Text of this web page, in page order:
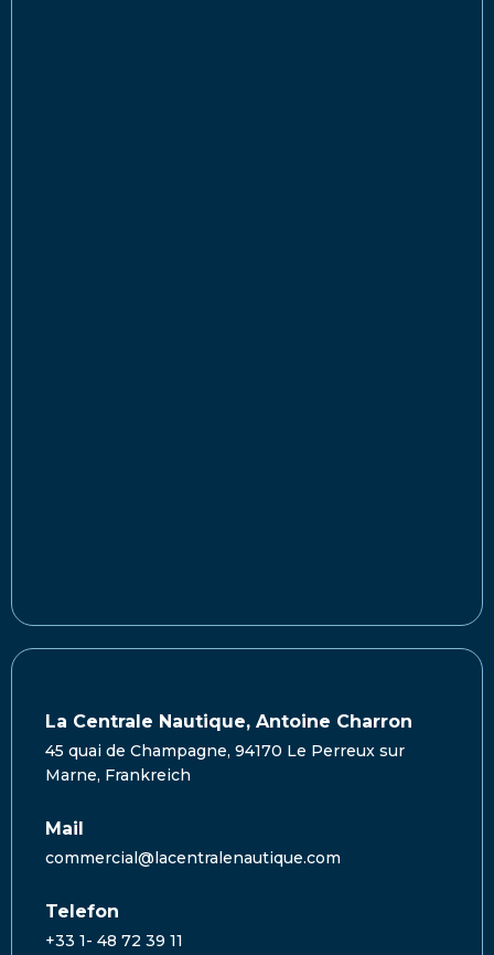
La Centrale Nautique, Antoine Charron
45 quai de Champagne, 94170 Le Perreux sur
Marne, Frankreich
Mail
commercial@lacentralenautique.com
Telefon
+33 1- 48 72 39 11